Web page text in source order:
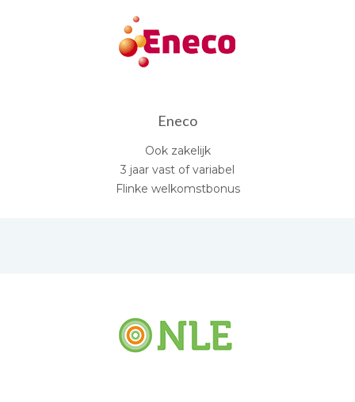
Eneco
Ook zakelijk
3 jaar vast of variabel
Flinke welkomstbonus